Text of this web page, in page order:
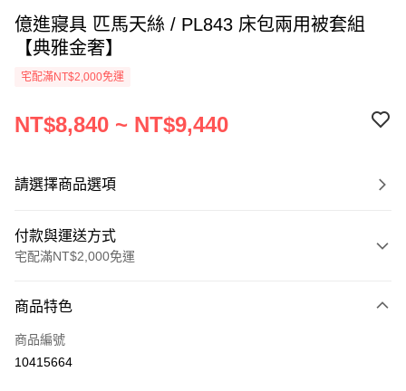
億進寢具 匹馬天絲 / PL843 床包兩用被套組
【典雅金奢】
宅配滿NT$2,000免運
NT$8,840 ~ NT$9,440
請選擇商品選項
付款與運送方式
宅配滿NT$2,000免運
信用卡一次付款
信用卡分期付款
商品特色
商品編號
10415664